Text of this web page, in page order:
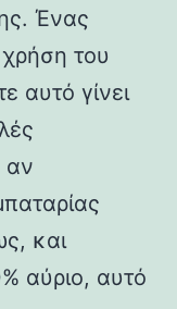
Ένας
του
αυτό γίνει
αν
και
αύριο, αυτό